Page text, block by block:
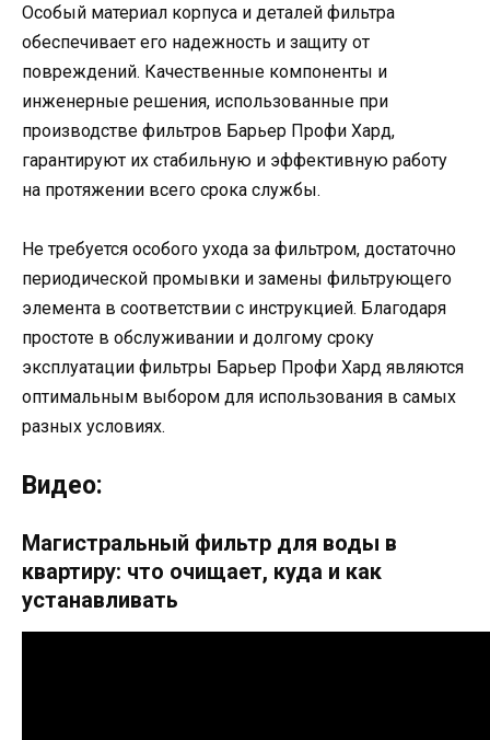
Особый материал корпуса и деталей фильтра
обеспечивает его надежность и защиту от
повреждений. Качественные компоненты и
инженерные решения, использованные при
производстве фильтров Барьер Профи Хард,
гарантируют их стабильную и эффективную работу
на протяжении всего срока службы.
Не требуется особого ухода за фильтром, достаточно
периодической промывки и замены фильтрующего
элемента в соответствии с инструкцией. Благодаря
простоте в обслуживании и долгому сроку
эксплуатации фильтры Барьер Профи Хард являются
оптимальным выбором для использования в самых
разных условиях.
Видео:
Магистральный фильтр для воды в
квартиру: что очищает, куда и как
устанавливать